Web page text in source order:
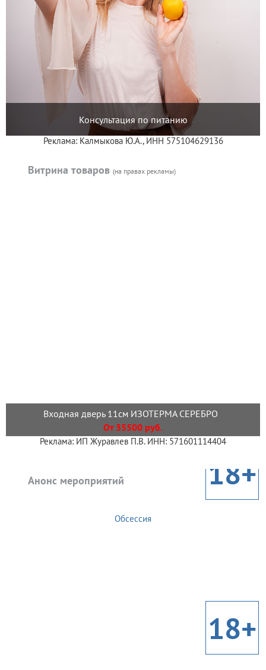
Консультация по питанию
Реклама: Калмыкова Ю.А., ИНН 575104629136
Витрина товаров (на правах рекламы)
Входная дверь 11см ИЗОТЕРМА СЕРЕБРО
От 35500 руб.
Реклама: ИП Журавлев П.В. ИНН: 571601114404
Анонс мероприятий 18+
Обсессия
18+